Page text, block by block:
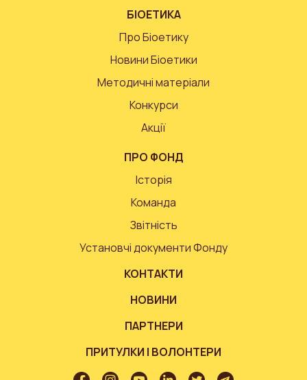
БІОЕТИКА
Про Біоетику
Новини Біоетики
Методичні матеріали
Конкурси
Акції
ПРО ФОНД
Історія
Команда
Звітність
Установчі документи Фонду
КОНТАКТИ
НОВИНИ
ПАРТНЕРИ
ПРИТУЛКИ І ВОЛОНТЕРИ